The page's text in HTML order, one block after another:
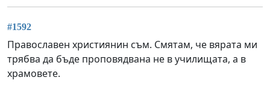
#1592
Православен християнин съм. Смятам, че вярата ми
трябва да бъде проповядвана не в училищата, а в
храмовете.